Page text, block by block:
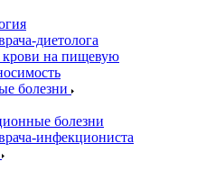
диетолога
крови на пищевую
болезни
болезни
инфекциониста